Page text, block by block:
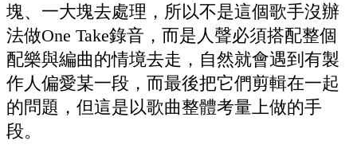
塊、一大塊去處理，所以不是這個歌手沒辦
法做One Take錄音，而是人聲必須搭配整個
配樂與編曲的情境去走，自然就會遇到有製
作人偏愛某一段，而最後把它們剪輯在一起
的問題，但這是以歌曲整體考量上做的手
段。